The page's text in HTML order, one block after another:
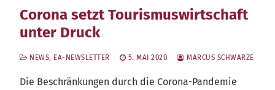
Corona setzt Tourismuswirtschaft
unter Druck
NEWS, EA-NEWSLETTER 5. MAI 2020 MARCUS SCHWARZE
Die Beschrän­kun­gen durch die Coro­na-Pan­de­mie